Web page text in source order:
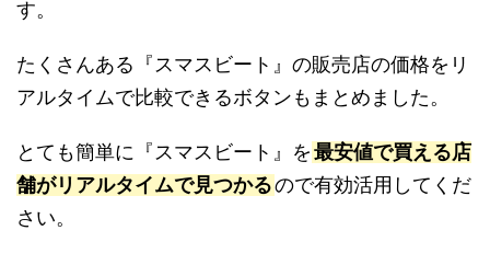
す。
たくさんある『スマスビート』の販売店の価格をリ
アルタイムで比較できるボタンもまとめました。
とても簡単に『スマスビート』を 最安値で買える店
舗がリアルタイムで見つかるので有効活用してくだ
さい。